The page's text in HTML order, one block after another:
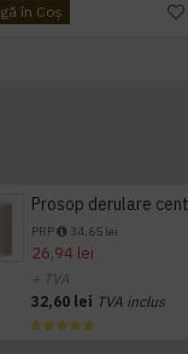
în Coş
PRP 34,65 lei
26,94 lei
+ TVA
32,60 lei TVA inclus